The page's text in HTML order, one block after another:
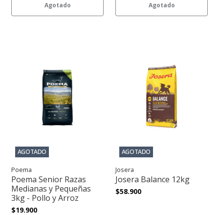
Agotado Agotado
AGOTADO
Poema
Poema Senior Razas
Medianas y Pequeñas
3kg - Pollo y Arroz
$19.900
AGOTADO
Josera
Josera Balance 12kg
$58.900